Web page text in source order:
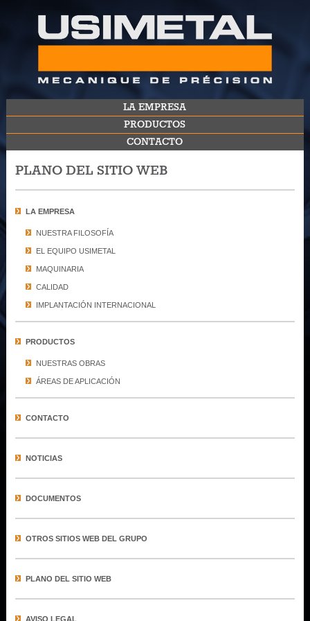
LA EMPRESA
PRODUCTOS
CONTACTO
​PLANO DEL SITIO WEB
LA EMPRESA
NUESTRA FILOSOFÍA
EL EQUIPO USIMETAL
MAQUINARIA
CALIDAD
IMPLANTACIÓN INTERNACIONAL
PRODUCTOS
NUESTRAS OBRAS
​ÁREAS DE APLICACIÓN
CONTACTO
NOTICIAS
DOCUMENTOS
OTROS SITIOS WEB DEL GRUPO
PLANO DEL SITIO WEB
AVISO LEGAL